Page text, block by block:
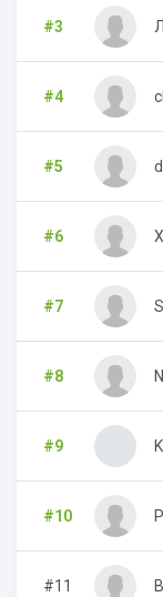
#3
#4
#5
#6
#7
#8
#9
#10
#11